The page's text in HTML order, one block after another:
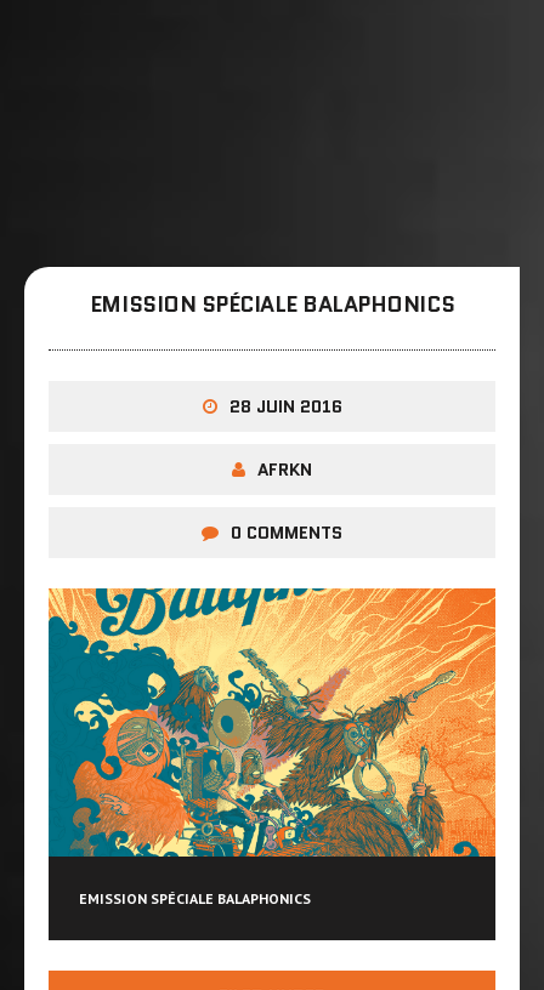
EMISSION SPÉCIALE BALAPHONICS
28 JUIN 2016
AFRKN
0 COMMENTS
EMISSION SPÉCIALE BALAPHONICS